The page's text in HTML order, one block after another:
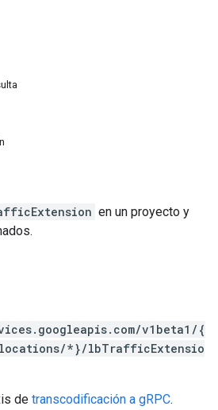
en un proyecto y
v1beta1/{
*}/lbTrafficExtensio
de transcodificación a gRPC.